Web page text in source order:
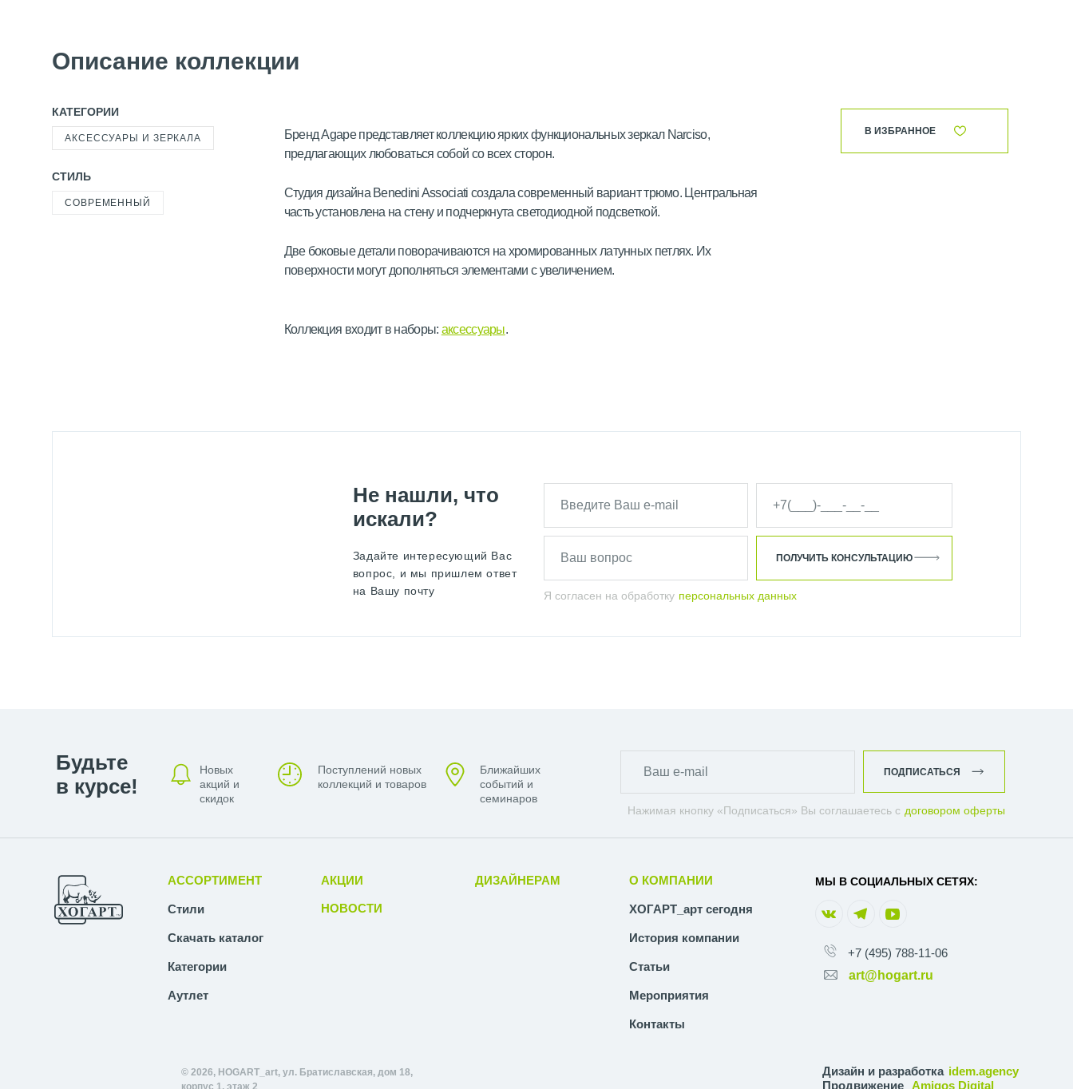
Описание коллекции
КАТЕГОРИИ
АКСЕССУАРЫ И ЗЕРКАЛА
СТИЛЬ
СОВРЕМЕННЫЙ
Бренд Agape представляет коллекцию ярких функциональных зеркал Narciso,
предлагающих любоваться собой со всех сторон.
Студия дизайна Benedini Associati создала современный вариант трюмо. Центральная
часть установлена на стену и подчеркнута светодиодной подсветкой.
Две боковые детали поворачиваются на хромированных латунных петлях. Их
поверхности могут дополняться элементами с увеличением.
Коллекция входит в наборы: аксессуары.
В ИЗБРАННОЕ
Не нашли, что
искали?
Задайте интересующий Вас
вопрос, и мы пришлем ответ
на Вашу почту
Я согласен на обработку персональных данных
ПОЛУЧИТЬ КОНСУЛЬТАЦИЮ
Будьте
в курсе!
Новых
акций и
скидок
Поступлений новых
коллекций и товаров
Ближайших
событий и
семинаров
Нажимая кнопку «Подписаться» Вы соглашаетесь с договором оферты
ПОДПИСАТЬСЯ
АССОРТИМЕНТ
Стили
Скачать каталог
Категории
Аутлет
АКЦИИ
НОВОСТИ
ДИЗАЙНЕРАМ О КОМПАНИИ
ХОГАРТ_арт сегодня
История компании
Статьи
Мероприятия
Контакты
МЫ В СОЦИАЛЬНЫХ СЕТЯХ:
+7 (495) 788-11-06
art@hogart.ru
© 2026, HOGART_art, ул. Братиславская, дом 18,
корпус 1, этаж 2
Дизайн и разработка idem.agency
Продвижение Amigos Digital